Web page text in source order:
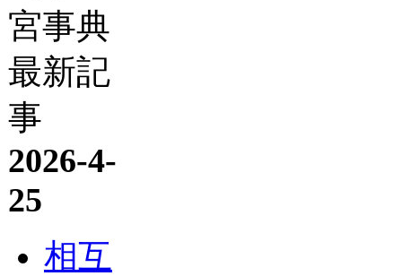
宮事典
最新記
事
2026-4-
25
相互